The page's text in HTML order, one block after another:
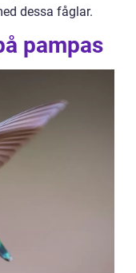
dessa fåglar.
pampas